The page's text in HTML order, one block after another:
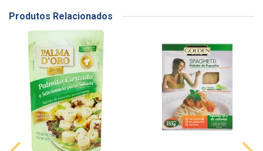
Produtos Relacionados